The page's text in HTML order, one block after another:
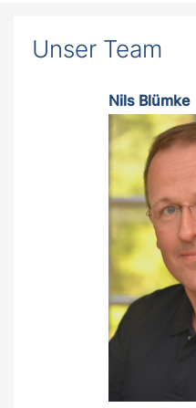
Unser Team
Nils Blümke